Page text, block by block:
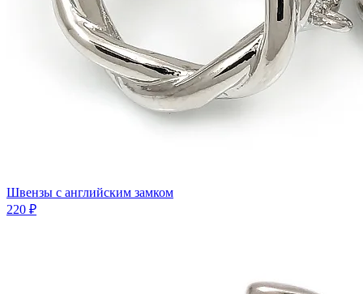
Швензы с английским замком
220 ₽